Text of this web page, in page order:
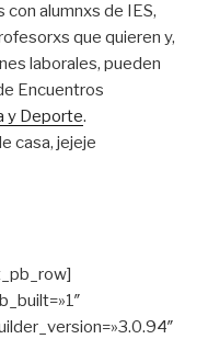
alumnxs de IES,
que quieren y,
laborales, pueden
Encuentros
y Deporte.
casa, jejeje